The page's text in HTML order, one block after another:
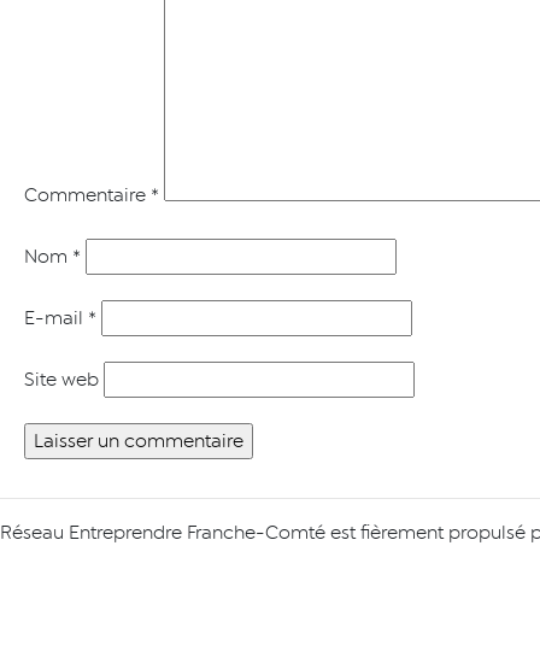
Commentaire *
Nom *
E-mail *
Site web
Réseau Entreprendre Franche-Comté est fièrement propulsé